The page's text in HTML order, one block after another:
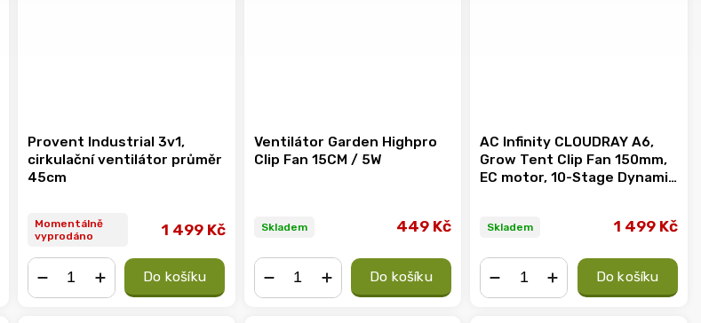
Provent Industrial 3v1,
cirkulační ventilátor průměr
45cm
Momentálně
vyprodáno
1 499 Kč
Do košíku
Ventilátor Garden Highpro
Clip Fan 15CM / 5W
Skladem 449 Kč
Do košíku
AC Infinity CLOUDRAY A6,
Grow Tent Clip Fan 150mm,
EC motor, 10-Stage Dynamic
Skladem 1 499 Kč
Do košíku